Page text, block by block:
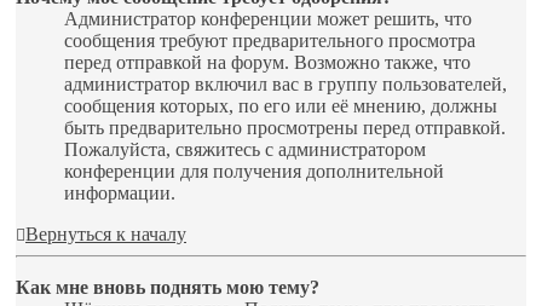
Администратор конференции может решить, что
сообщения требуют предварительного просмотра
перед отправкой на форум. Возможно также, что
администратор включил вас в группу пользователей,
сообщения которых, по его или её мнению, должны
быть предварительно просмотрены перед отправкой.
Пожалуйста, свяжитесь с администратором
конференции для получения дополнительной
информации.
Вернуться к началу
Как мне вновь поднять мою тему?